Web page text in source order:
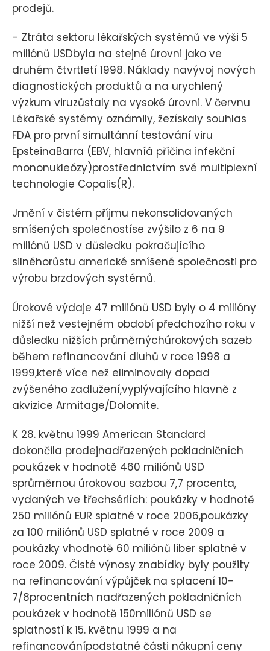
prodejů.
- Ztráta sektoru lékařských systémů ve výši 5
miliónů USDbyla na stejné úrovni jako ve
druhém čtvrtletí 1998. Náklady navývoj nových
diagnostických produktů a na urychlený
výzkum viruzůstaly na vysoké úrovni. V červnu
Lékařské systémy oznámily, žezískaly souhlas
FDA pro první simultánní testování viru
EpsteinaBarra (EBV, hlavníá příčina infekční
mononukleózy)prostřednictvím své multiplexní
technologie Copalis(R).
Jmění v čistém příjmu nekonsolidovaných
smíšených společnostíse zvýšilo z 6 na 9
miliónů USD v důsledku pokračujícího
silnéhorůstu americké smíšené společnosti pro
výrobu brzdových systémů.
Úrokové výdaje 47 miliónů USD byly o 4 milióny
nižší než vestejném období předchozího roku v
důsledku nižších průměrnýchúrokových sazeb
během refinancování dluhů v roce 1998 a
1999,které více než eliminovaly dopad
zvýšeného zadlužení,vyplývajícího hlavně z
akvizice Armitage/Dolomite.
K 28. květnu 1999 American Standard
dokončila prodejnadřazených pokladničních
poukázek v hodnotě 460 miliónů USD
sprůměrnou úrokovou sazbou 7,7 procenta,
vydaných ve třechsériích: poukázky v hodnotě
250 miliónů EUR splatné v roce 2006,poukázky
za 100 miliónů USD splatné v roce 2009 a
poukázky vhodnotě 60 miliónů liber splatné v
roce 2009. Čisté výnosy znabídky byly použity
na refinancování výpůjček na splacení 10-
7/8procentních nadřazených pokladničních
poukázek v hodnotě 150miliónů USD se
splatností k 15. květnu 1999 a na
refinancovánípodstatné části nákupní ceny